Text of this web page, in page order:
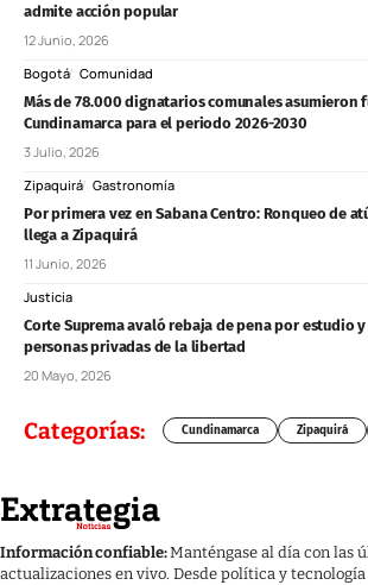
admite acción popular
12 Junio, 2026
Bogotá Comunidad
Más de 78.000 dignatarios comunales asumieron
Cundinamarca para el periodo 2026-2030
3 Julio, 2026
Zipaquirá Gastronomía
Por primera vez en Sabana Centro: Ronqueo de
llega a Zipaquirá
11 Junio, 2026
Justicia
Corte Suprema avaló rebaja de pena por estudio
personas privadas de la libertad
20 Mayo, 2026
Categorías: Cundinamarca Zipaquirá
Información confiable:Manténgase al día con las
actualizaciones en vivo. Desde política y